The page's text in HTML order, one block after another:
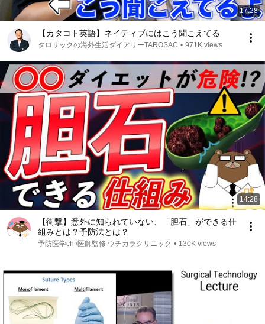
17:28
【カタコト英語】ネイティブにはこう聞こえてる
タロサックの海外生活ダイアリーTAROSAC • 971K views
14:28
【衝撃】意外に知られていない、「胆石」ができる仕
組みとは？予防法とは？
予防医学ch /医師監修 ウチカラクリニック • 130K views